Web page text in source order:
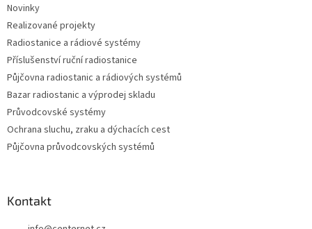
Novinky
Realizované projekty
Radiostanice a rádiové systémy
Příslušenství ruční radiostanice
Půjčovna radiostanic a rádiových systémů
Bazar radiostanic a výprodej skladu
Průvodcovské systémy
Ochrana sluchu, zraku a dýchacích cest
Půjčovna průvodcovských systémů
Kontakt